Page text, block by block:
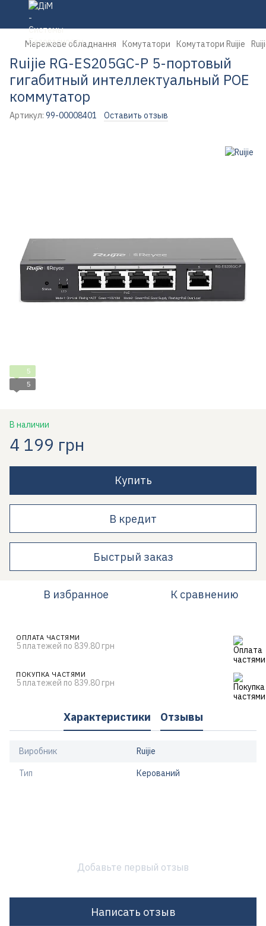
Мережеве обладнання Комутатори Комутатори Ruijie
Ruijie RG-ES205GC-P 5-портовый
гигабитный интеллектуальный POE
коммутатор
Артикул: 99-00008401 Оставить отзыв
5
5
В наличии
4 199 грн
Купить
В кредит
Быстрый заказ
В избранное К сравнению
ОПЛАТА ЧАСТЯМИ
5 платежей по 839.80 грн
ПОКУПКА ЧАСТЯМИ
5 платежей по 839.80 грн
Характеристики Отзывы
Виробник Ruijie
Тип Керований
Добавьте первый отзыв
Написать отзыв